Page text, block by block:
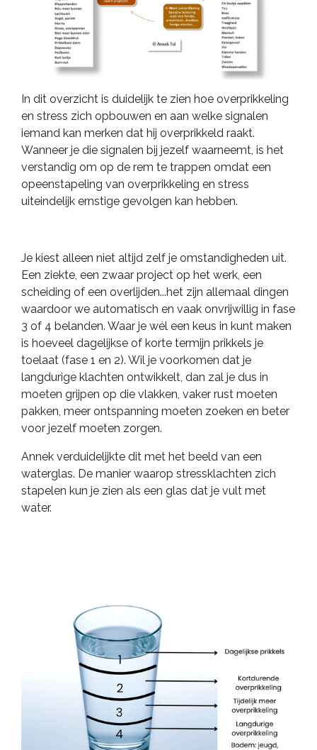
In dit overzicht is duidelijk te zien hoe overprikkeling
en stress zich opbouwen en aan welke signalen
iemand kan merken dat hij overprikkeld raakt.
Wanneer je die signalen bij jezelf waarneemt, is het
verstandig om op de rem te trappen omdat een
opeenstapeling van overprikkeling en stress
uiteindelijk ernstige gevolgen kan hebben.
Je kiest alleen niet altijd zelf je omstandigheden uit.
Een ziekte, een zwaar project op het werk, een
scheiding of een overlijden...het zijn allemaal dingen
waardoor we automatisch en vaak onvrijwillig in fase
3 of 4 belanden. Waar je wél een keus in kunt maken
is hoeveel dagelijkse of korte termijn prikkels je
toelaat (fase 1 en 2). Wil je voorkomen dat je
langdurige klachten ontwikkelt, dan zal je dus in
moeten grijpen op die vlakken, vaker rust moeten
pakken, meer ontspanning moeten zoeken en beter
voor jezelf moeten zorgen.
Annek verduidelijkte dit met het beeld van een
waterglas. De manier waarop stressklachten zich
stapelen kun je zien als een glas dat je vult met
water.